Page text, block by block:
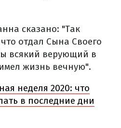
сказано: "Так
отдал Сына Своего
всякий верующий в
жизнь вечную".
неделя 2020: что
в последние дни